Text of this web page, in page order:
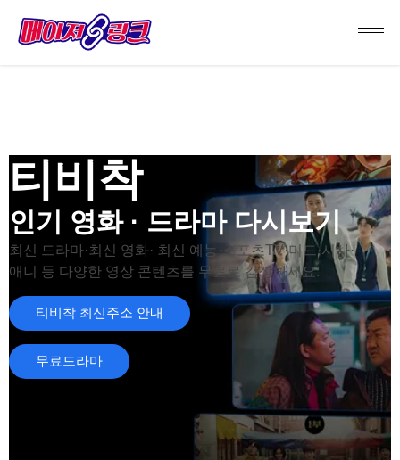
티비착
인기 영화 · 드라마 다시보기
최신 드라마·최신 영화· 최신 예능·스포츠TV·미드·시사·
애니 등 다양한 영상 콘텐츠를 무료로 감상하세요.
티비착 최신주소 안내
무료드라마